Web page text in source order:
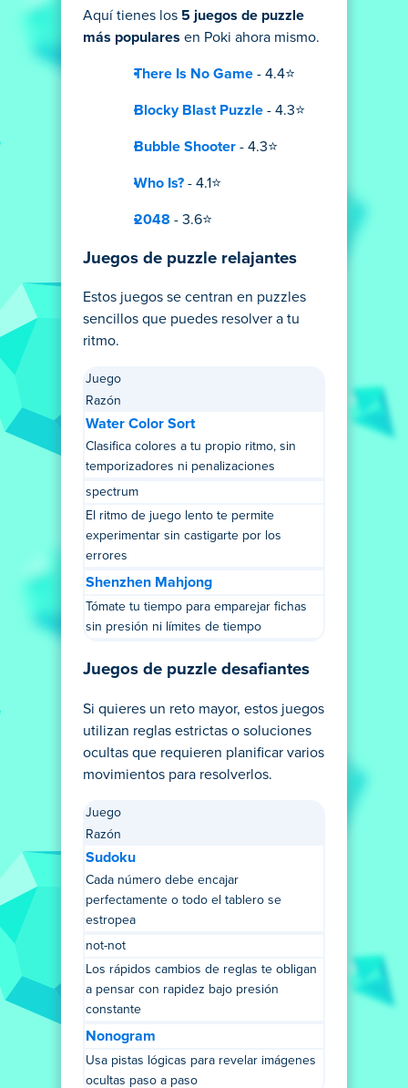
Aquí tienes los 5 juegos de puzzle
más populares en Poki ahora mismo.
There Is No Game - 4.4⭐
Blocky Blast Puzzle - 4.3⭐
Bubble Shooter - 4.3⭐
Who Is? - 4.1⭐
2048 - 3.6⭐
Juegos de puzzle relajantes
Estos juegos se centran en puzzles
sencillos que puedes resolver a tu
ritmo.
Juego
Razón
Water Color Sort
Clasifica colores a tu propio ritmo, sin
temporizadores ni penalizaciones
spectrum
El ritmo de juego lento te permite
experimentar sin castigarte por los
errores
Shenzhen Mahjong
Tómate tu tiempo para emparejar fichas
sin presión ni límites de tiempo
Juegos de puzzle desafiantes
Si quieres un reto mayor, estos juegos
utilizan reglas estrictas o soluciones
ocultas que requieren planificar varios
movimientos para resolverlos.
Juego
Razón
Sudoku
Cada número debe encajar
perfectamente o todo el tablero se
estropea
not-not
Los rápidos cambios de reglas te obligan
a pensar con rapidez bajo presión
constante
Nonogram
Usa pistas lógicas para revelar imágenes
ocultas paso a paso